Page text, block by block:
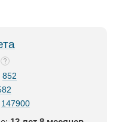
852
147900